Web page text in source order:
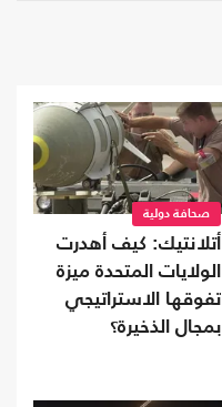
صحافة دولية
أتلانتيك: كيف أهدرت
الولايات المتحدة ميزة
تفوقها الاستراتيجي
بمجال الذخيرة؟